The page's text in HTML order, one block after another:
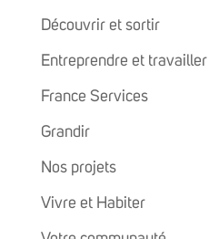
Découvrir et sortir
Entreprendre et travailler
France Services
Grandir
Nos projets
Vivre et Habiter